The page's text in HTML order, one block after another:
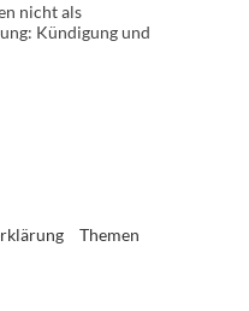
nicht als
Kündigung und
Themen